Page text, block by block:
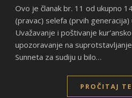
Ovo je članak br. 11 od ukupno 14 iz serijala“Menhedž
(pravac) selefa (prvih generacija)
Uvažavanje i poštivanje
upozoravanje na suprotstavljanje
Sunneta za sudiju u bilo…
PROČITAJ